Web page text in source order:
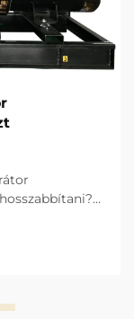
és ipari